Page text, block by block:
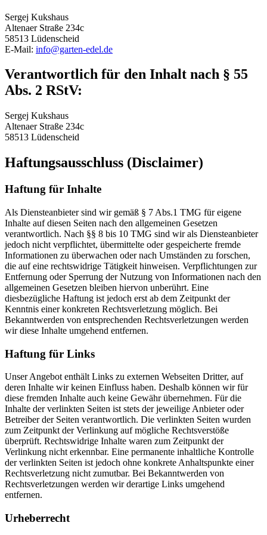
Sergej Kukshaus
Altenaer Straße 234c
58513 Lüdenscheid
E-Mail: info@garten-edel.de
Verantwortlich für den Inhalt nach § 55
Abs. 2 RStV:
Sergej Kukshaus
Altenaer Straße 234c
58513 Lüdenscheid
Haftungsausschluss (Disclaimer)
Haftung für Inhalte
Als Diensteanbieter sind wir gemäß § 7 Abs.1 TMG für eigene
Inhalte auf diesen Seiten nach den allgemeinen Gesetzen
verantwortlich. Nach §§ 8 bis 10 TMG sind wir als Diensteanbieter
jedoch nicht verpflichtet, übermittelte oder gespeicherte fremde
Informationen zu überwachen oder nach Umständen zu forschen,
die auf eine rechtswidrige Tätigkeit hinweisen. Verpflichtungen zur
Entfernung oder Sperrung der Nutzung von Informationen nach den
allgemeinen Gesetzen bleiben hiervon unberührt. Eine
diesbezügliche Haftung ist jedoch erst ab dem Zeitpunkt der
Kenntnis einer konkreten Rechtsverletzung möglich. Bei
Bekanntwerden von entsprechenden Rechtsverletzungen werden
wir diese Inhalte umgehend entfernen.
Haftung für Links
Unser Angebot enthält Links zu externen Webseiten Dritter, auf
deren Inhalte wir keinen Einfluss haben. Deshalb können wir für
diese fremden Inhalte auch keine Gewähr übernehmen. Für die
Inhalte der verlinkten Seiten ist stets der jeweilige Anbieter oder
Betreiber der Seiten verantwortlich. Die verlinkten Seiten wurden
zum Zeitpunkt der Verlinkung auf mögliche Rechtsverstöße
überprüft. Rechtswidrige Inhalte waren zum Zeitpunkt der
Verlinkung nicht erkennbar. Eine permanente inhaltliche Kontrolle
der verlinkten Seiten ist jedoch ohne konkrete Anhaltspunkte einer
Rechtsverletzung nicht zumutbar. Bei Bekanntwerden von
Rechtsverletzungen werden wir derartige Links umgehend
entfernen.
Urheberrecht